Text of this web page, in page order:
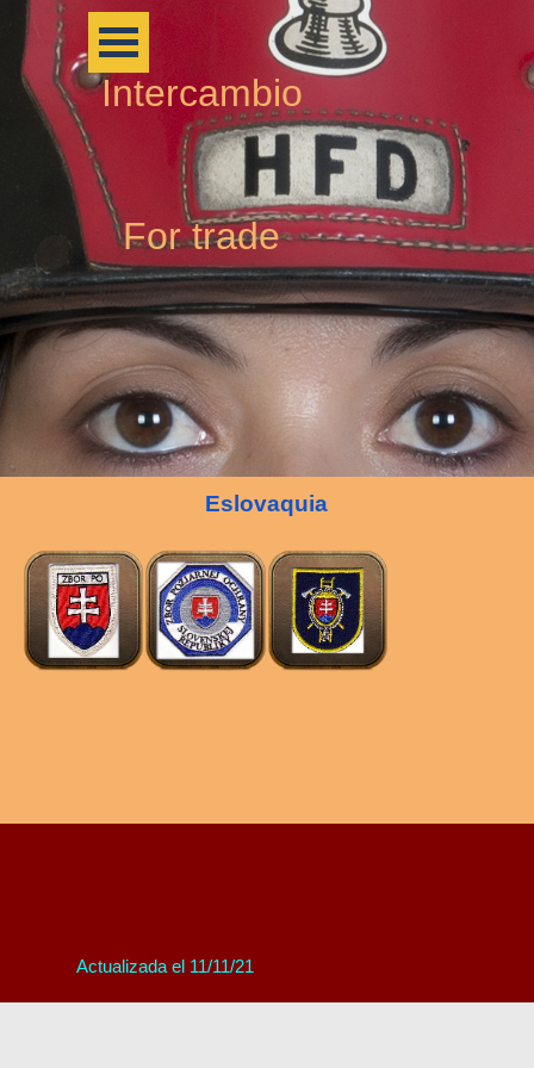
Intercambio
For trade
Eslovaquia
Actualizada el 11/11/21